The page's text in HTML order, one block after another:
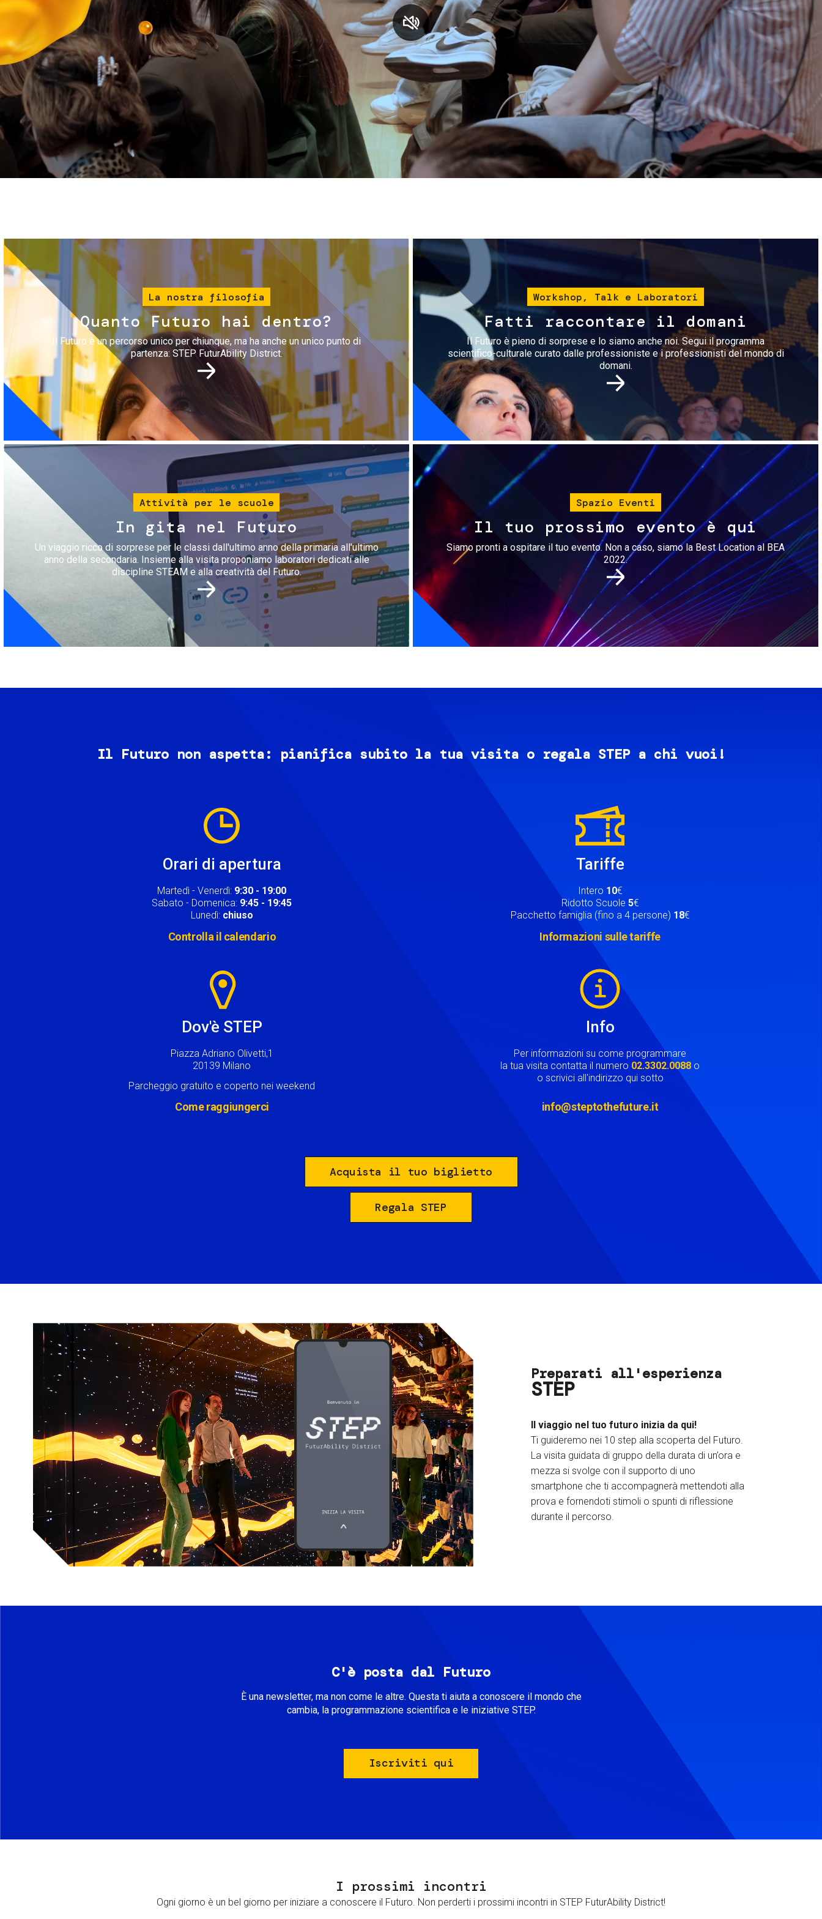
Servizi e accessibilità
Contatti
Biglietti
Immagine
La nostra filosofia
Quanto Futuro hai dentro?
Il Futuro è un percorso unico per chiunque, ma ha anche un unico punto di
partenza: STEP FuturAbility District.
Immagine
Workshop, Talk e Laboratori
Fatti raccontare il domani
Il Futuro è pieno di sorprese e lo siamo anche noi. Segui il programma
scientifico-culturale curato dalle professioniste e i professionisti del mondo di
domani.
Immagine
Attività per le scuole
In gita nel Futuro
Un viaggio ricco di sorprese per le classi dall'ultimo anno della primaria all'ultimo
anno della secondaria. Insieme alla visita proponiamo laboratori dedicati alle
discipline STEAM e alla creatività del Futuro.
Immagine
Spazio Eventi
Il tuo prossimo evento è qui
Siamo pronti a ospitare il tuo evento. Non a caso, siamo la Best Location al BEA
2022.
Il Futuro non aspetta: pianifica subito la tua visita o regala STEP a chi vuoi!
Orari di apertura
Martedì - Venerdì: 9:30 - 19:00
Sabato - Domenica: 9:45 - 19:45
Lunedì: chiuso
Controlla il calendario
Tariffe
Intero 10€
Ridotto Scuole 5€
Pacchetto famiglia (fino a 4 persone) 18€
Informazioni sulle tariffe
Dov'è STEP
Piazza Adriano Olivetti,1
20139 Milano
Parcheggio gratuito e coperto nei weekend
Come raggiungerci
Info
Per informazioni su come programmare
la tua visita contatta il numero 02.3302.0088 o
o scrivici all'indirizzo qui sotto
info@steptothefuture.it
Acquista il tuo biglietto
Regala STEP
Preparati all'esperienza
STEP
Il viaggio nel tuo futuro inizia da qui!
Ti guideremo nei 10 step alla scoperta del Futuro.
La visita guidata di gruppo della durata di un’ora e
mezza si svolge con il supporto di uno
smartphone che ti accompagnerà mettendoti alla
prova e fornendoti stimoli o spunti di riflessione
durante il percorso.
C'è posta dal Futuro
È una newsletter, ma non come le altre. Questa ti aiuta a conoscere il mondo che
cambia, la programmazione scientifica e le iniziative STEP.
Iscriviti qui
I prossimi incontri
Ogni giorno è un bel giorno per iniziare a conoscere il Futuro. Non perderti i prossimi incontri in STEP FuturAbility District!